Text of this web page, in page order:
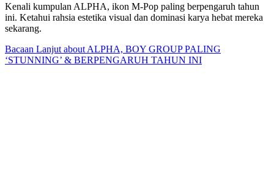
Kenali kumpulan ALPHA, ikon M-Pop paling berpengaruh tahun
ini. Ketahui rahsia estetika visual dan dominasi karya hebat mereka
sekarang.
Bacaan Lanjut about ALPHA, BOY GROUP PALING
‘STUNNING’ & BERPENGARUH TAHUN INI